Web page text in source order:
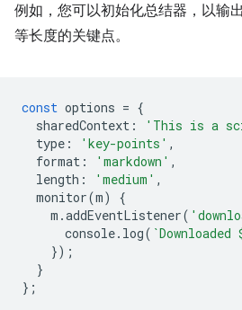
例如，您可以初始化总结器，以输
等长度的关键点。
const options = {
sharedContext : 'This is a
type : 'key-points' ,
format : 'markdown' ,
length : 'medium' ,
monitor(m)
{
m .addEventListener(
console. log( `Downloaded
});
}
};